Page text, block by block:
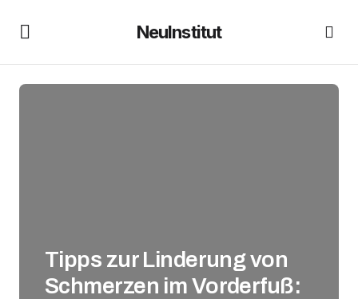
NeuInstitut
Tipps zur Linderung von
Schmerzen im Vorderfuß: